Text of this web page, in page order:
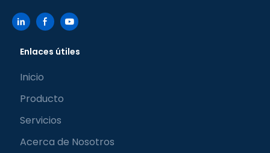
Enlaces útiles
Inicio
Producto
Servicios
Acerca de Nosotros